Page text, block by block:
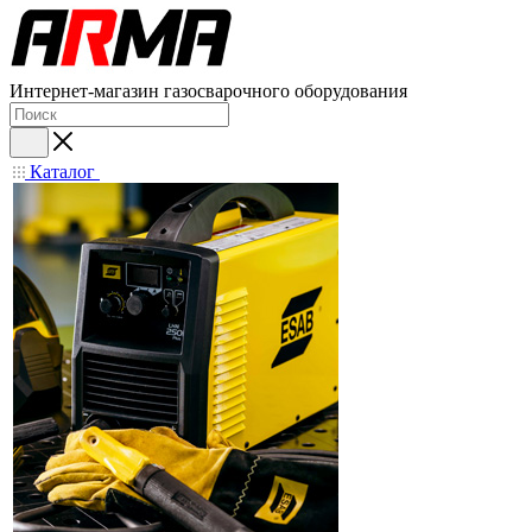
Интернет-магазин газосварочного оборудования
Каталог